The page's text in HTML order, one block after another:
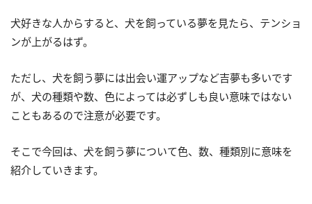
犬好きな人からすると、犬を飼っている夢を見たら、テンショ
ンが上がるはず。
ただし、犬を飼う夢には出会い運アップなど吉夢も多いです
が、犬の種類や数、色によっては必ずしも良い意味ではない
こともあるので注意が必要です。
そこで今回は、犬を飼う夢について色、数、種類別に意味を
紹介していきます。